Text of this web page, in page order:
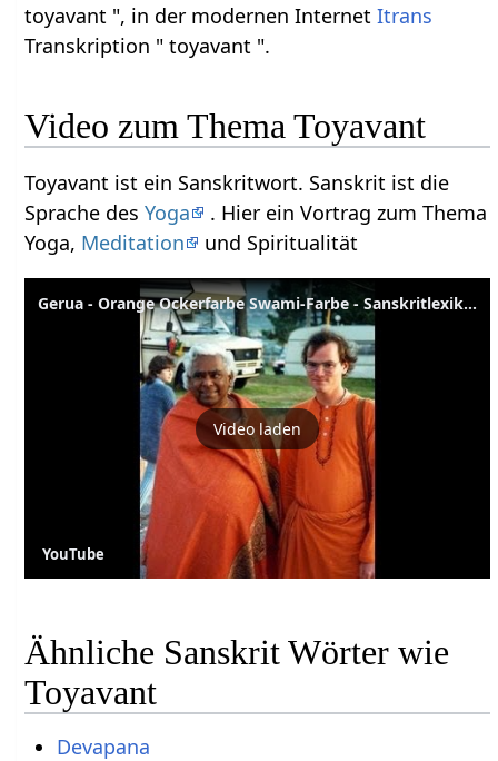
toyavant ", in der modernen InternetItrans
Transkription " toyavant ".
Video zum Thema Toyavant
Toyavant ist ein Sanskritwort. Sanskrit ist die
Sprache desYoga
. Hier ein Vortrag zum Thema
Yoga, Meditation und Spiritualität
Gerua - Orange Ockerfarbe Swami-Farbe - Sanskritlexikon
Video laden
YouTube
Ähnliche Sanskrit Wörter wie
Toyavant
Devapana